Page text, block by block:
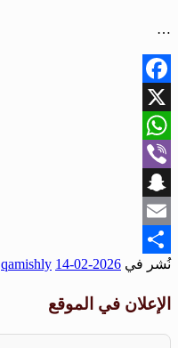
…
Facebook
X
WhatsApp
Viber
Snapchat
Email
Share
نُشر في 2026-02-14
qamishly
الإعلان في الموقع